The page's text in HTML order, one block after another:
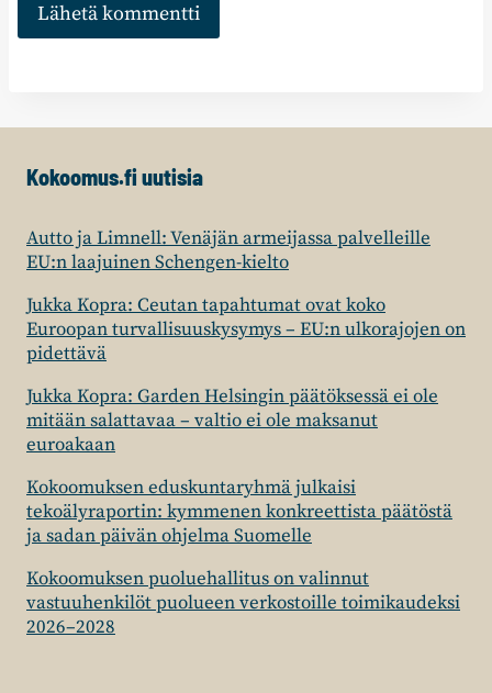
Kokoomus.fi uutisia
Autto ja Limnell: Venäjän armeijassa palvelleille
EU:n laajuinen Schengen-kielto
Jukka Kopra: Ceutan tapahtumat ovat koko
Euroopan turvallisuuskysymys – EU:n ulkorajojen on
pidettävä
Jukka Kopra: Garden Helsingin päätöksessä ei ole
mitään salattavaa – valtio ei ole maksanut
euroakaan
Kokoomuksen eduskuntaryhmä julkaisi
tekoälyraportin: kymmenen konkreettista päätöstä
ja sadan päivän ohjelma Suomelle
Kokoomuksen puoluehallitus on valinnut
vastuuhenkilöt puolueen verkostoille toimikaudeksi
2026–2028